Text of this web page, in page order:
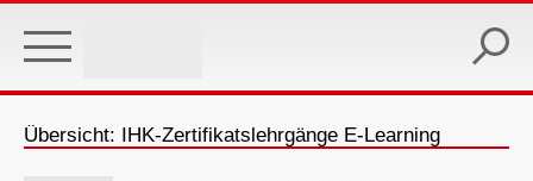
main
Übersicht: IHK-Zertifikatslehrgänge E-Learning